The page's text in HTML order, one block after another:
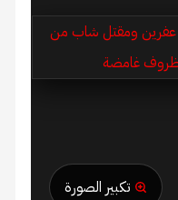
تكبير الصورة